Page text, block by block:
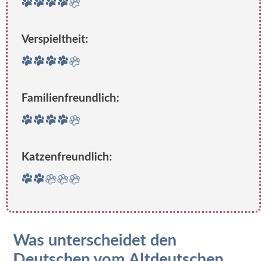
Verspieltheit:
Familienfreundlich:
Katzenfreundlich:
Was unterscheidet den